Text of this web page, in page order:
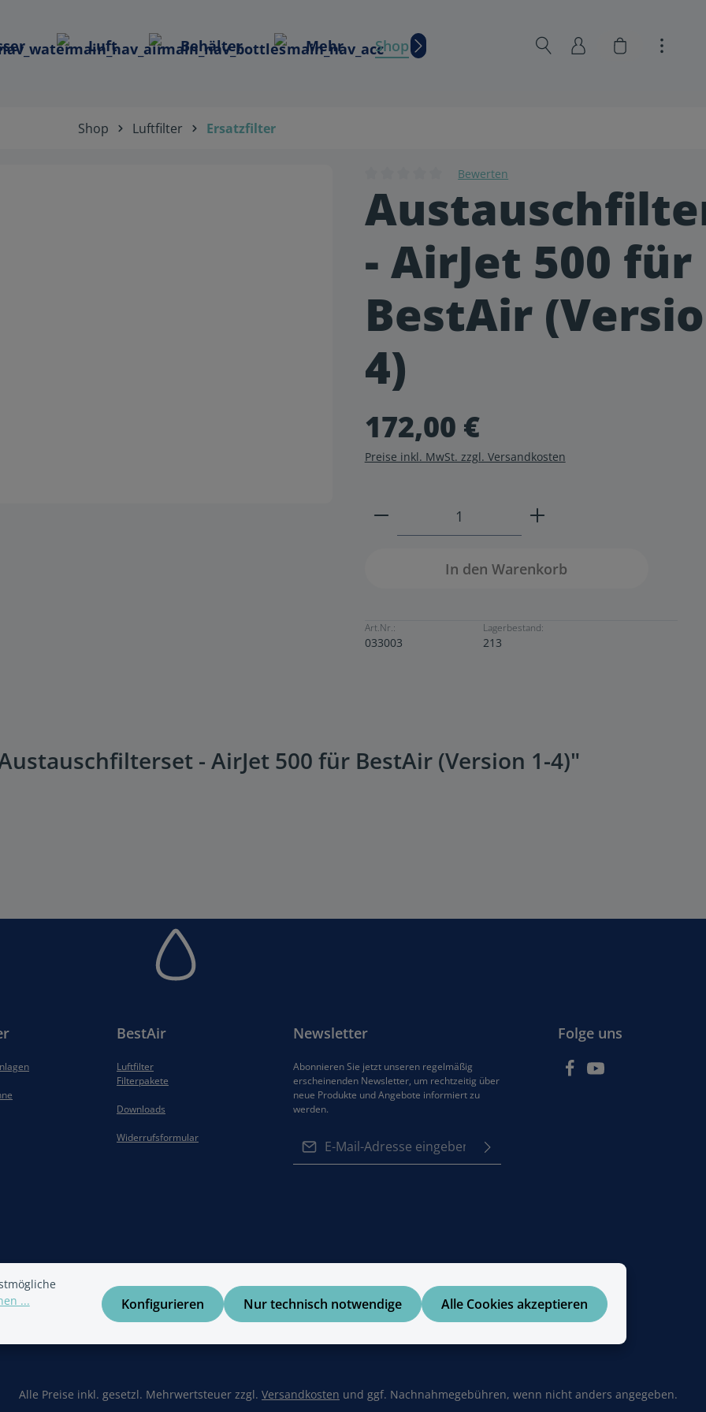
Luft Behälter Mehr Shop Warenkorb
Shop Luftfilter Ersatzfilter
Durchschnittliche Bewertung von 0 von 5 Sternen
Bewerten
- AirJet 500 für
BestAir
4)
172,00 €
Preise inkl. MwSt. zzgl. Versandkosten
Produkt Anzahl: Gib den
In den Warenkorb
Art.Nr.:
033003
Lagerbestand:
213
- AirJet 500 für BestAir (Version 1-4)"
BestAir
Luftfilter
Filterpakete
Downloads
Widerrufsformular
Newsletter
Abonnieren Sie jetzt unseren regelmäßig
erscheinenden Newsletter, um rechtzeitig über
neue Produkte und Angebote informiert zu
werden.
einverstanden.
Folge uns
Alle Preise inkl. gesetzl. Mehrwertsteuer zzgl. Versandkosten und ggf. Nachnahmegebühren, wenn nicht anders angegeben.
...
Nur technisch notwendige
Konfigurieren Alle Cookies akzeptieren